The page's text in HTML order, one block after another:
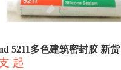
5211多色建筑密封胶 新货
起